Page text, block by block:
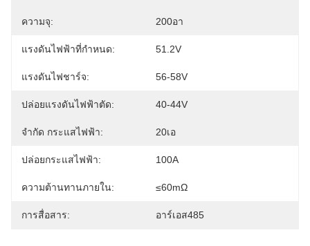
ความจุ: 200อา
แรงดันไฟฟ้าที่กำหนด: 51.2V
แรงดันไฟชาร์จ: 56-58V
ปล่อยแรงดันไฟฟ้าตัด: 40-44V
จำกัด กระแสไฟฟ้า: 20เอ
ปล่อยกระแสไฟฟ้า: 100A
ความต้านทานภายใน: ≤60mΩ
การสื่อสาร: อาร์เอส485